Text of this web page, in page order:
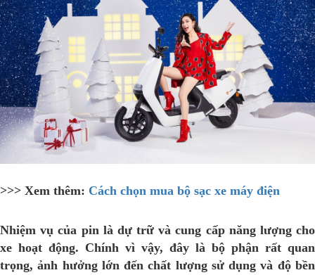
>>> Xem thêm: Cách chọn mua bộ sạc xe máy điện
Nhiệm vụ của pin là dự trữ và cung cấp năng lượng cho
xe hoạt động. Chính vì vậy, đây là bộ phận rất quan
trọng, ảnh hưởng lớn đến chất lượng sử dụng và độ bền